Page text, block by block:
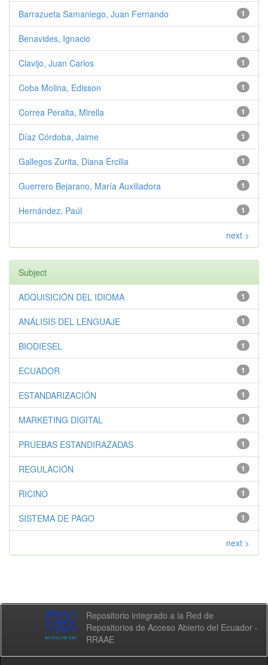
1
Barrazueta Samaniego, Juan Fernando
1
Benavides, Ignacio
1
Clavijo, Juan Carlos
1
Coba Molina, Edisson
1
Correa Peralta, Mirella
1
Díaz Córdoba, Jaime
1
Gallegos Zurita, Diana Ercilia
1
Guerrero Bejarano, María Auxiliadora
1
Hernández, Paúl
next >
Subject
1
ADQUISICIÓN DEL IDIOMA
1
ANÁLISIS DEL LENGUAJE
1
BIODIESEL
1
ECUADOR
1
ESTANDARIZACIÓN
1
MARKETING DIGITAL
1
PRUEBAS ESTANDIRAZADAS
1
REGULACIÓN
1
RICINO
1
SISTEMA DE PAGO
next >
Repositorio integrado a la Red de
Repositorios de Acceso Abierto del Ecuador -
RRAAE